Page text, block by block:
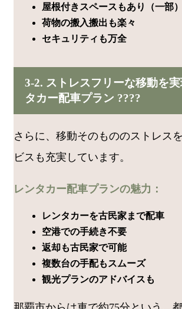
屋根付きスペースもあり（一部）
荷物の搬入搬出も楽々
セキュリティも万全
3-2. ストレスフリーな移動を
タカー配車プラン ????
さらに、移動そのもののストレス
ビスも充実しています。
レンタカー配車プランの魅力：
レンタカーを古民家まで配車
空港での手続き不要
返却も古民家で可能
複数台の手配もスムーズ
観光プランのアドバイスも